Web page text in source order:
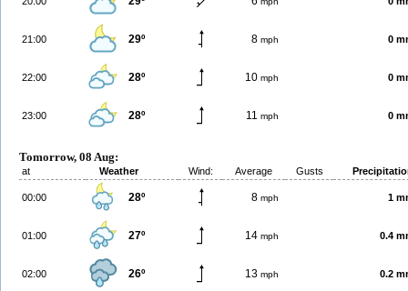
21:00 29º 8 mph 0
22:00 28º 10 mph 0
23:00 28º 11 mph 0
Tomorrow, 08 Aug:
at Weather Wind: Average Gusts
00:00 28º 8 mph 1
01:00 27º 14 mph 0.4
02:00 26º 13 mph 0.2